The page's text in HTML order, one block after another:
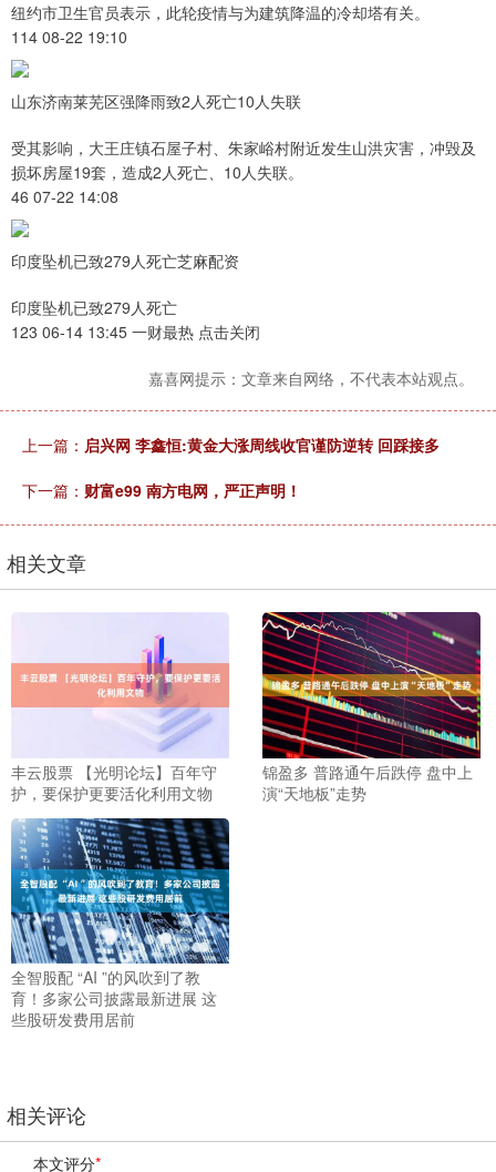
纽约市卫生官员表示，此轮疫情与为建筑降温的冷却塔有关。
114 08-22 19:10
山东济南莱芜区强降雨致2人死亡10人失联
受其影响，大王庄镇石屋子村、朱家峪村附近发生山洪灾害，冲毁及
损坏房屋19套，造成2人死亡、10人失联。
46 07-22 14:08
印度坠机已致279人死亡芝麻配资
印度坠机已致279人死亡
123 06-14 13:45 一财最热 点击关闭
嘉喜网提示：文章来自网络，不代表本站观点。
上一篇： 启兴网 李鑫恒:黄金大涨周线收官谨防逆转 回踩接多
下一篇： 财富e99 南方电网，严正声明！
相关文章
丰云股票 【光明论坛】百年守
护，要保护更要活化利用文物
锦盈多 普路通午后跌停 盘中上
演“天地板”走势
全智股配 “AI ”的风吹到了教
育！多家公司披露最新进展 这
些股研发费用居前
相关评论
本文评分*